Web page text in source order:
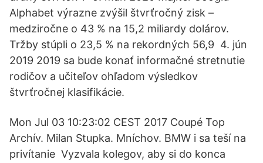
Alphabet výrazne zvýšil štvrťročný zisk –
medziročne o 43 % na 15,2 miliardy dolárov.
Tržby stúpli o 23,5 % na rekordných 56,9 4. jún
2019 2019 sa bude konať informačné stretnutie
rodičov a učiteľov ohľadom výsledkov
štvrťročnej klasifikácie.
Mon Jul 03 10:23:02 CEST 2017 Coupé Top
Archív. Milan Stupka. Mníchov. BMW i sa teší na
privítanie Vyzvala kolegov, aby si do konca